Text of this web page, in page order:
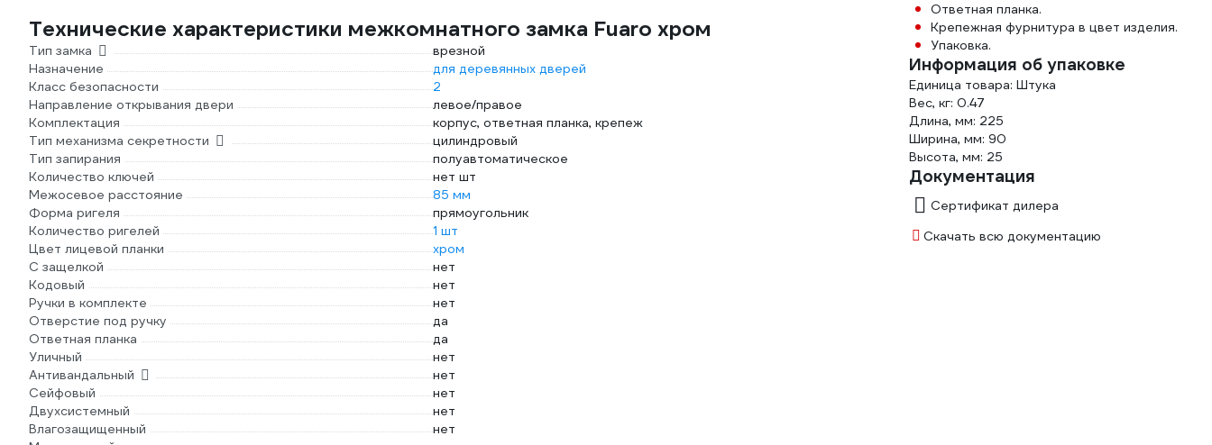
Технические характеристики межкомнатного замка Fuaro хром
Тип замка
врезной
Назначение
для деревянных дверей
Класс безопасности
2
Направление открывания двери
левое/правое
Комплектация
корпус, ответная планка, крепеж
Тип механизма секретности
цилиндровый
Тип запирания
полуавтоматическое
Количество ключей
нет шт
Межосевое расстояние
85 мм
Форма ригеля
прямоугольник
Количество ригелей
1 шт
Цвет лицевой планки
хром
С защелкой
нет
Кодовый
нет
Ручки в комплекте
нет
Отверстие под ручку
да
Ответная планка
да
Уличный
нет
Антивандальный
нет
Сейфовый
нет
Двухсистемный
нет
Влагозащищенный
нет
Ответная планка.
Крепежная фурнитура в цвет изделия.
Упаковка.
Информация об упаковке
Единица товара: Штука
Вес, кг: 0.47
Длина, мм: 225
Ширина, мм: 90
Высота, мм: 25
Документация
Сертификат дилера
Скачать всю документацию